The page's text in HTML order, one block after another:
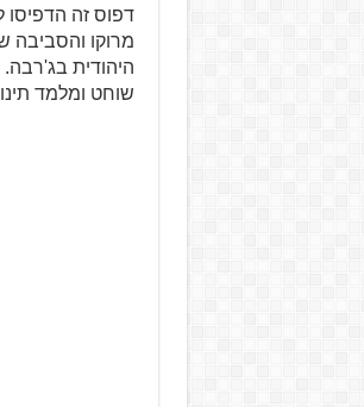
דפוס זה
מרוקו והסביבה
היהודית
שוחט ומלמד